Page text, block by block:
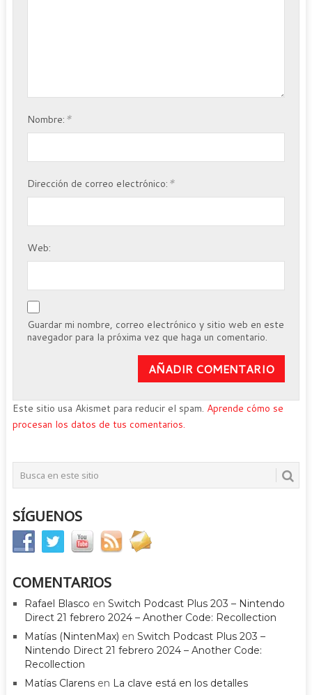
Nombre: *
Dirección de correo electrónico: *
Web:
Guardar mi nombre, correo electrónico y sitio web en este
navegador para la próxima vez que haga un comentario.
Este sitio usa Akismet para reducir el spam. Aprende cómo se
procesan los datos de tus comentarios.
SÍGUENOS
COMENTARIOS
Rafael Blasco en Switch Podcast Plus 203 – Nintendo
Direct 21 febrero 2024 – Another Code: Recollection
Matías (NintenMax) en Switch Podcast Plus 203 –
Nintendo Direct 21 febrero 2024 – Another Code:
Recollection
Matías Clarensen La clave está en los detalles